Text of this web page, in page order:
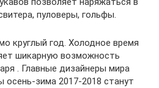
пуловеры, гольфы.
круглый год. Холодное время
шикарную возможность
. Главные дизайнеры мира
осень-зима 2017-2018 станут